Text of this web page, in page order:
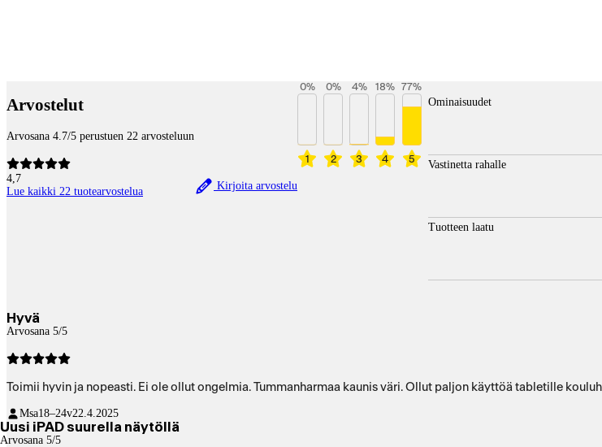
Arvostelut
Arvosana 4.7/5 perustuen 22 arvosteluun
4,7
Lue kaikki 22 tuotearvostelua
Kirjoita arvostelu
1
0%
2
0%
3
4%
4
18%
5
77%
Ominaisuudet
Vastinetta rahalle
Tuotteen laatu
Hyvä
Arvosana 5/5
Toimii hyvin ja nopeasti. Ei ole ollut ongelmia. Tummanharmaa kaunis väri. Ollut paljon käyttöä tabletille
Msa18–24v22.4.2025
Uusi iPAD suurella näytöllä
Arvosana 5/5